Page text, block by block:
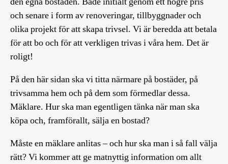
och senare i form av renoveringar, tillbyggnader och
olika projekt för att skapa trivsel. Vi är beredda att betala
för att bo och för att verkligen trivas i våra hem. Det är
roligt!
På den här sidan ska vi titta närmare på bostäder, på
trivsamma hem och på dem som förmedlar dessa.
Mäklare. Hur ska man egentligen tänka när man ska
köpa och, framförallt, sälja en bostad?
Måste en mäklare anlitas – och hur ska man i så fall välja
rätt? Vi kommer att ge matnyttig information om allt